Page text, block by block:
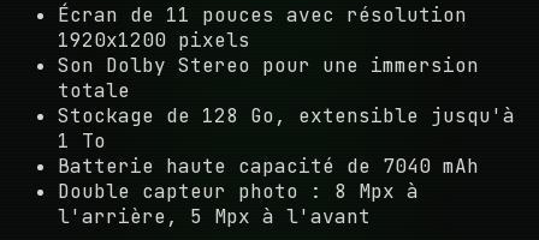
Écran de 11 pouces avec résolution
1920x1200 pixels
Son Dolby Stereo pour une immersion
totale
Stockage de 128 Go, extensible jusqu'à
1 To
Batterie haute capacité de 7040 mAh
Double capteur photo : 8 Mpx à
l'arrière, 5 Mpx à l'avant